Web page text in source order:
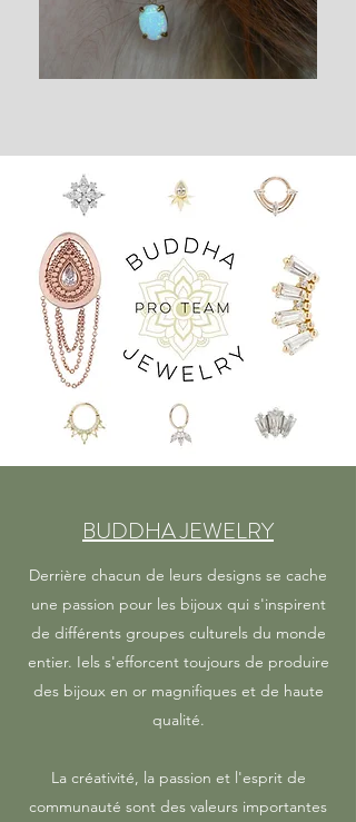
BUDDHA JEWELRY
Derrière chacun de leurs designs se cache
une passion pour les bijoux qui s'inspirent
de différents groupes culturels du monde
entier. Iels s'efforcent toujours de produire
des bijoux en or magnifiques et de haute
qualité.
La créativité, la passion et l'esprit de
communauté sont des valeurs importantes